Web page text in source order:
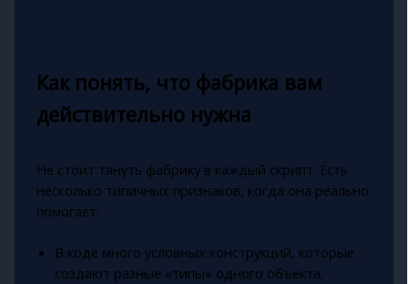
Как понять, что фабрика вам
действительно нужна
Не стоит тянуть фабрику в каждый скрипт. Есть
несколько типичных признаков, когда она реально
помогает:
В коде много условных конструкций, которые
создают разные «типы» одного объекта;